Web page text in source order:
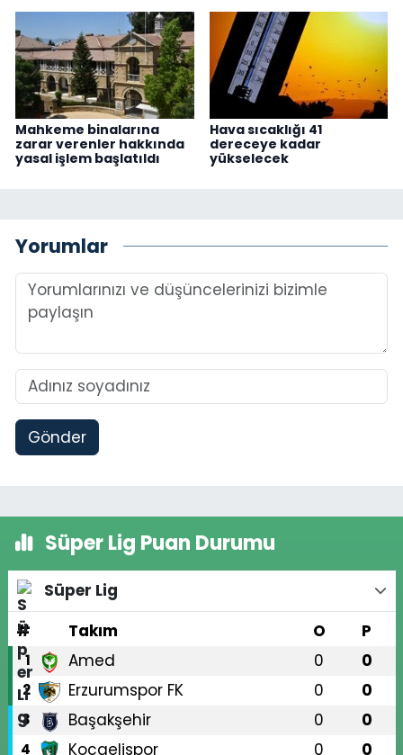
Mahkeme binalarına
zarar verenler hakkında
yasal işlem başlatıldı
Hava sıcaklığı 41
dereceye kadar
yükselecek
Yorumlar
Gönder
Süper Lig Puan Durumu
Süper Lig
#
Takım O P
1 Amed 0 0
2 Erzurumspor FK 0 0
3 Başakşehir 0 0
4 Kocaelispor 0 0